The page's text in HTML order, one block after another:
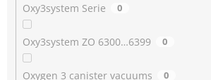
Oxy3system Serie 0
Oxy3system ZO 6300…6399 0
Oxygen 3 canister vacuums 0